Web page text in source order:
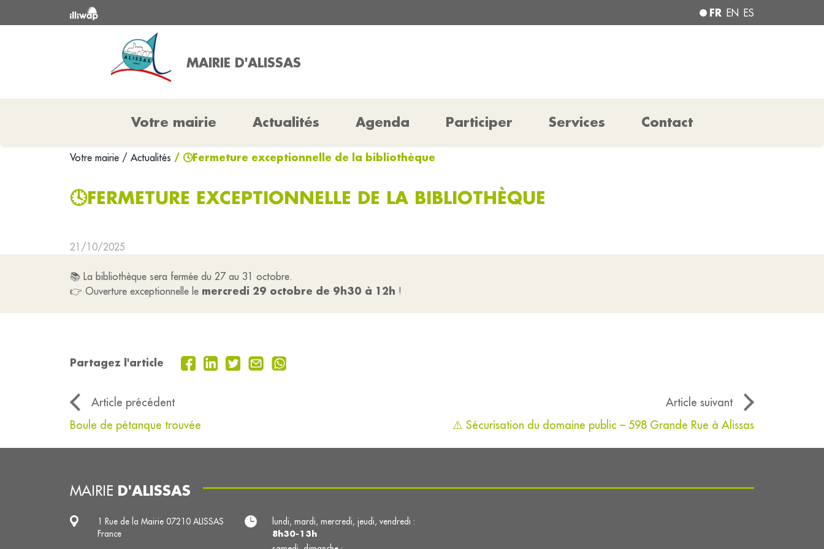
FR EN ES
MAIRIE D'ALISSAS
Votre mairie Actualités Agenda Participer Services Contact
Votre mairie / Actualités / 🕓Fermeture exceptionnelle de la bibliothèque
🕓FERMETURE EXCEPTIONNELLE DE LA BIBLIOTHÈQUE
21/10/2025
📚 La bibliothèque sera fermée du 27 au 31 octobre.
👉 Ouverture exceptionnelle le mercredi 29 octobre de 9h30 à 12h !
Partagez l'article
Article précédent
Article suivant
Boule de pétanque trouvée
⚠️ Sécurisation du domaine public – 598 Grande Rue à Alissas
MAIRIE D'ALISSAS
1 Rue de la Mairie 07210 ALISSAS
France
lundi, mardi, mercredi, jeudi, vendredi :
8h30-13h